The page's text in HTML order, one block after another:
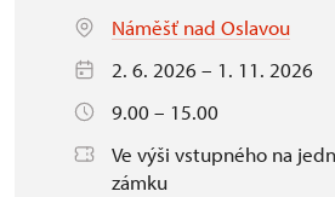
Náměšť nad Oslavou
2. 6. 2026 – 1. 11. 2026
9.00 – 15.00
Ve výši vstupného na
zámku